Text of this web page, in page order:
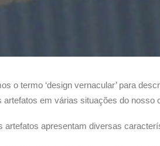
o termo ‘design vernacular’ para
artefatos em várias situações do nosso
artefatos apresentam diversas